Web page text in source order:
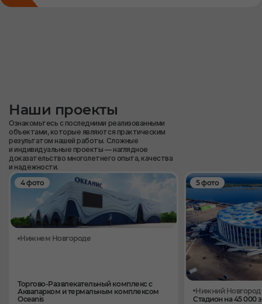
Наши проекты
Ознакомьтесь с последними реализованными
объектами, которые являются практическим
результатом нашей работы. Сложные
и индивидуальные проекты — наглядное
доказательство многолетнего опыта, качества
и надежности.
Нижнем Новгороде
Торгово-Развлекательный комплекс с
Аквапарком и термальным комплексом
Oceanis
4 фото
Нижний Новгород
Стадион на 45 000
5 фото